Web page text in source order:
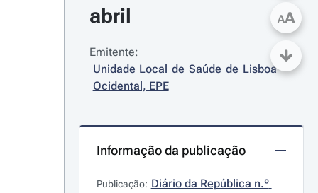
abril
Emitente:
Unidade Local de Saúde de Lisboa
Ocidental, EPE
Informação da publicação
Publicação: Diário da República n.º
AA